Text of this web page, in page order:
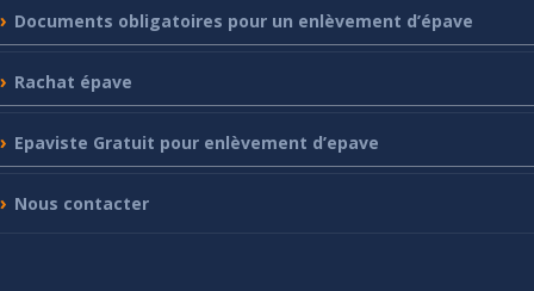
Documents obligatoires pour un enlèvement d’épave
Rachat épave
Epaviste Gratuit pour enlèvement d’epave
Nous contacter